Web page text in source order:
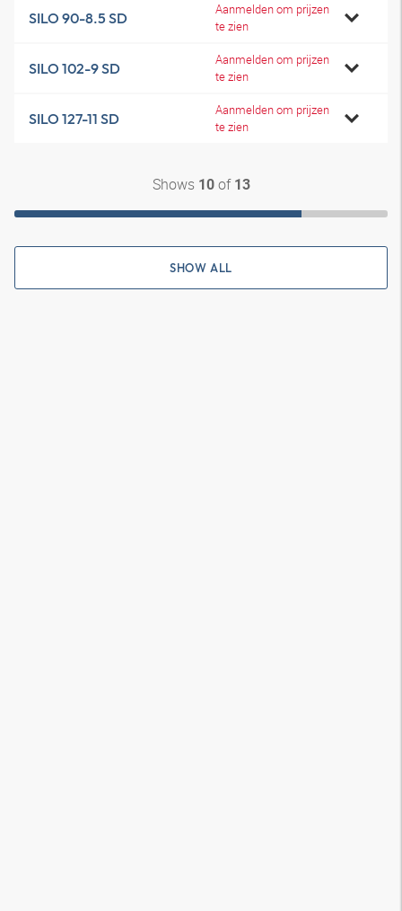
SILO 90-8.5 SD
Aanmelden om prijzen
te zien
SILO 102-9 SD
Aanmelden om prijzen
te zien
SILO 127-11 SD
Aanmelden om prijzen
te zien
Shows 10of 13
SHOW ALL